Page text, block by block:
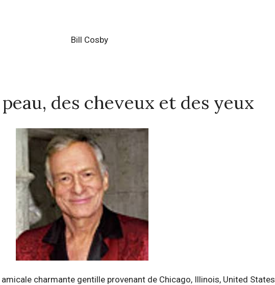
Bill Cosby
des cheveux et des yeux
charmante gentille provenant de Chicago, Illinois, United States